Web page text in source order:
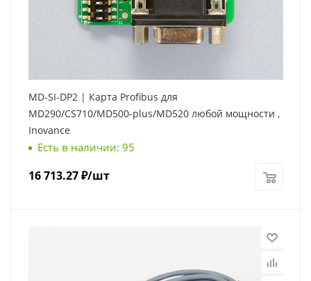
MD-SI-DP2 | Карта Profibus для
MD290/CS710/MD500-plus/MD520 любой мощности ,
Inovance
Есть в наличии: 95
16 713.27₽/шт